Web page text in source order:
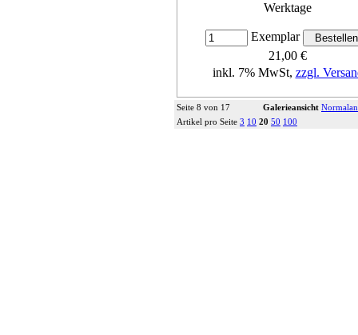
Werktage
Exemplar
21,00 €
inkl. 7% MwSt, zzgl.
Details...
Seite 8 von 17 Galerieansicht
Artikel pro Seite 3 10 20 50 100